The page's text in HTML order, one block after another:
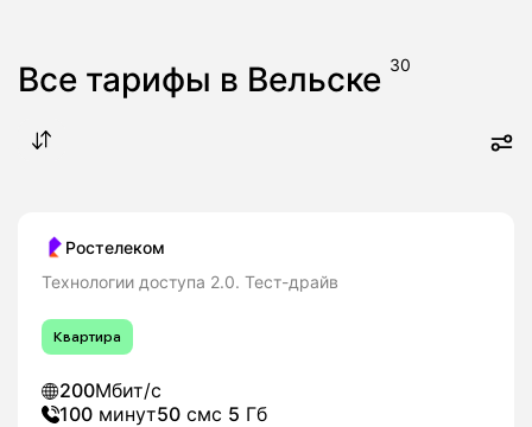
Все тарифы в Вельске 30
Ростелеком
Технологии доступа 2.0. Тест-драйв
Квартира
200Мбит/с
100 минут50 смс 5 Гб